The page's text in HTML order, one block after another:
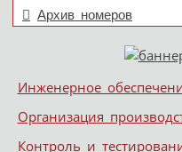
Архив номеров
Меню
Skip to content
Инженерное
Организация
Контроль и